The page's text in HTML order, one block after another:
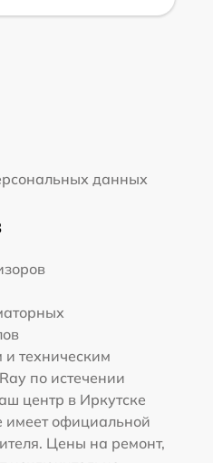
данных
техническим
по истечении
центр в Иркутске
имеет официальной
Цены на ремонт,